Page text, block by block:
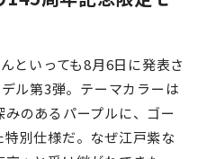
といっても8月6日に発表さ
ル第3弾。テーマカラーは
のあるパープルに、ゴー
別仕様だ。なぜ江戸紫な